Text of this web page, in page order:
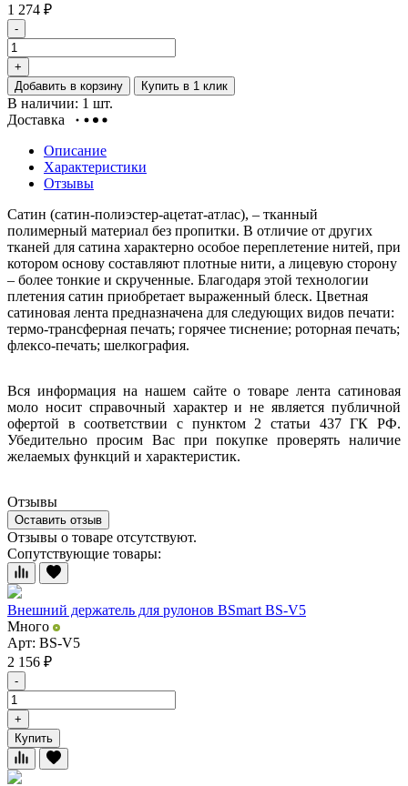
1 274 ₽
-
+
Добавить в корзину
Купить в 1 клик
В наличии: 1 шт.
Доставка
Описание
Характеристики
Отзывы
Сатин (сатин-полиэстер-ацетат-атлас), – тканный
полимерный материал без пропитки. В отличие от других
тканей для сатина характерно особое переплетение нитей, при
котором основу составляют плотные нити, а лицевую сторону
– более тонкие и скрученные. Благодаря этой технологии
плетения сатин приобретает выраженный блеск. Цветная
сатиновая лента предназначена для следующих видов печати:
термо-трансферная печать; горячее тиснение; роторная печать;
флексо-печать; шелкография.
Вся информация на нашем сайте о товаре лента сатиновая
моло носит справочный характер и не является публичной
офертой в соответствии с пунктом 2 статьи 437 ГК РФ.
Убедительно просим Вас при покупке проверять наличие
желаемых функций и характеристик.
Отзывы
Оставить отзыв
Отзывы о товаре отсутствуют.
Сопутствующие товары:
Внешний держатель для рулонов BSmart BS-V5
Много
Арт: BS-V5
2 156 ₽
-
+
Купить